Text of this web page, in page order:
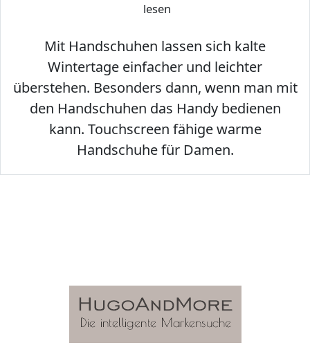
lesen
Mit Handschuhen lassen sich kalte
Wintertage einfacher und leichter
überstehen. Besonders dann, wenn man mit
den Handschuhen das Handy bedienen
kann. Touchscreen fähige warme
Handschuhe für Damen.